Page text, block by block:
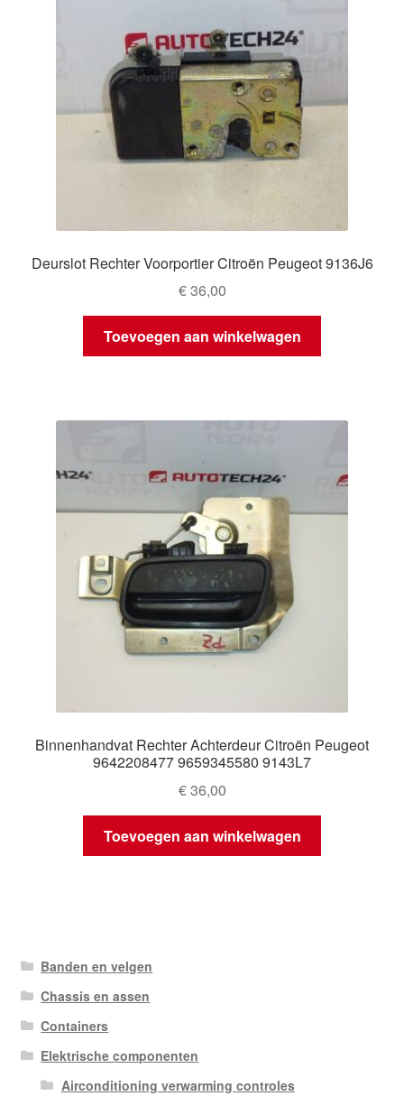
Deurslot Rechter Voorportier Citroën Peugeot 9136J6
€36,00
Toevoegen aan winkelwagen
Binnenhandvat Rechter Achterdeur Citroën Peugeot
9642208477 9659345580 9143L7
€36,00
Toevoegen aan winkelwagen
Banden en velgen
Chassis en assen
Containers
Elektrische componenten
Airconditioning verwarming controles